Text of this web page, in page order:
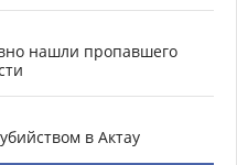
нашли пропавшего
в Актау